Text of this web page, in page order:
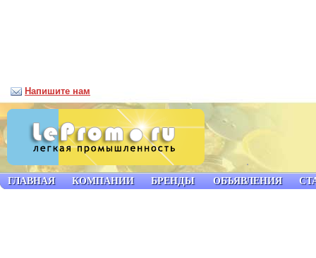
ГЛАВНАЯ КОМПАНИИ БРЕНДЫ ОБЪЯВЛЕНИЯ
Напишите нам